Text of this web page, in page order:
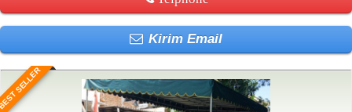
Kirim Email
SELLER